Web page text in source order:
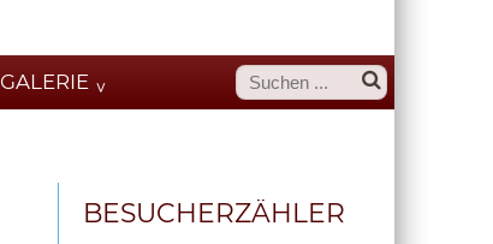
GALERIE
BESUCHERZÄHLER